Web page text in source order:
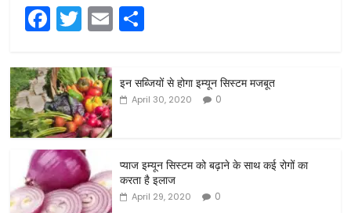
F
a
c
e
b
o
o
k
T
w
itt
er
E
m
ar
e
इन सब्जियों से होगा इम्यून सिस्टम मजबूत
April 30, 2020 0
प्याज इम्यून सिस्टम को बढ़ाने के साथ कई रोगों का
करता है इलाज
April 29, 2020 0